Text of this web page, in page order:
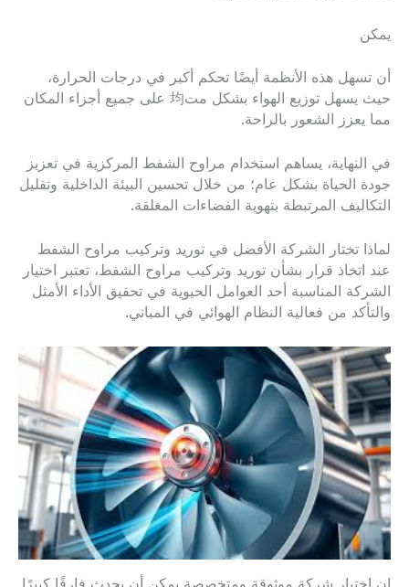
يمكن
أن تسهل هذه الأنظمة أيضًا تحكم أكبر في درجات الحرارة،
حيث يسهل توزيع الهواء بشكل مت均 على جميع أجزاء المكان
مما يعزز الشعور بالراحة.
في النهاية، يساهم استخدام مراوح الشفط المركزية في تعزيز
جودة الحياة بشكل عام؛ من خلال تحسين البيئة الداخلية وتقليل
التكاليف المرتبطة بتهوية الفضاءات المغلقة.
لماذا تختار الشركة الأفضل في توريد وتركيب مراوح الشفط
عند اتخاذ قرار بشأن توريد وتركيب مراوح الشفط، تعتبر اختيار
الشركة المناسبة أحد العوامل الحيوية في تحقيق الأداء الأمثل
والتأكد من فعالية النظام الهوائي في المباني.